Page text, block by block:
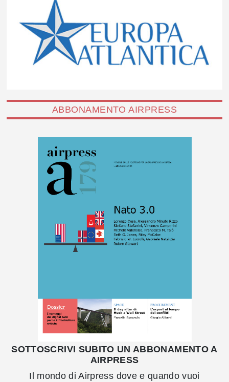
ABBONAMENTO AIRPRESS
SOTTOSCRIVI SUBITO UN ABBONAMENTO A
AIRPRESS
Il mondo di Airpress dove e quando vuoi